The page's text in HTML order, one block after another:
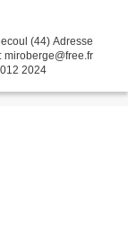
(44) Adresse
miroberge@free.fr
2024